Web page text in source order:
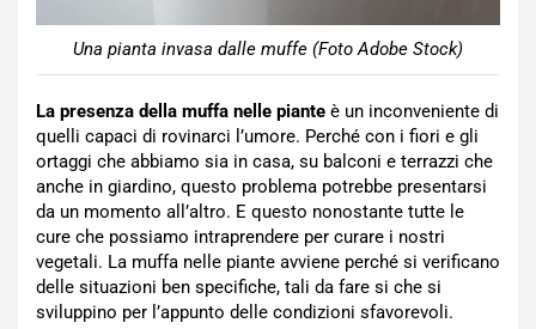
Una pianta invasa dalle muffe (Foto Adobe Stock)
La presenza della muffa nelle piante è un inconveniente di
quelli capaci di rovinarci l’umore. Perché con i fiori e gli
ortaggi che abbiamo sia in casa, su balconi e terrazzi che
anche in giardino, questo problema potrebbe presentarsi
da un momento all’altro. E questo nonostante tutte le
cure che possiamo intraprendere per curare i nostri
vegetali. La muffa nelle piante avviene perché si verificano
delle situazioni ben specifiche, tali da fare si che si
sviluppino per l’appunto delle condizioni sfavorevoli.